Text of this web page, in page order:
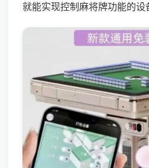
就能实现控制麻将牌功能的设